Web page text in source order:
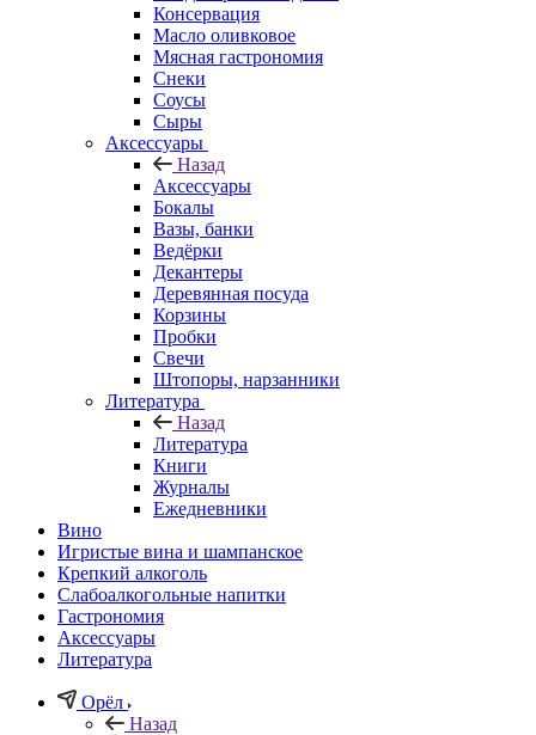
Консервация
Масло оливковое
Мясная гастрономия
Снеки
Соусы
Сыры
Аксессуары
Назад
Аксессуары
Бокалы
Вазы, банки
Ведёрки
Декантеры
Деревянная посуда
Корзины
Пробки
Свечи
Штопоры, нарзанники
Литература
Назад
Литература
Книги
Журналы
Ежедневники
Вино
Игристые вина и шампанское
Крепкий алкоголь
Слабоалкогольные напитки
Гастрономия
Аксессуары
Литература
Орёл
Назад